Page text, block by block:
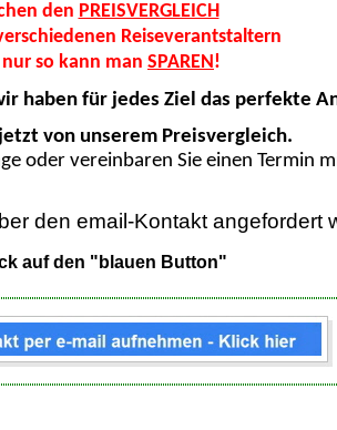
den PREISVERGLEICH
Reiseverantstaltern
so kann man SPAREN!
haben für jedes Ziel das perfekte
von unserem Preisvergleich.
oder vereinbaren Sie einen Termin
den email-Kontakt angefordert
auf den "blauen Button"